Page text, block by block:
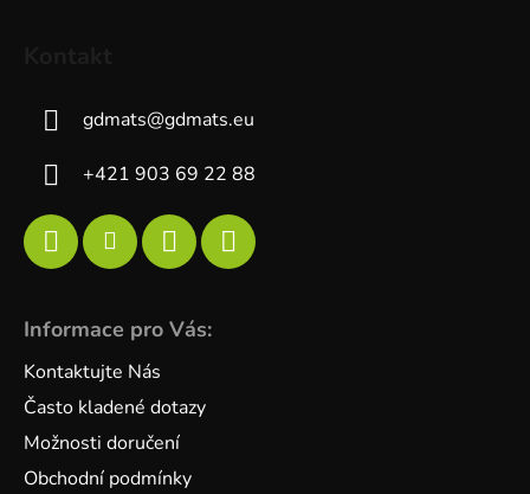
gdmats@gdmats.eu
+421 903 69 22 88
Informace pro Vás:
Kontaktujte Nás
Často kladené dotazy
Možnosti doručení
Obchodní podmínky